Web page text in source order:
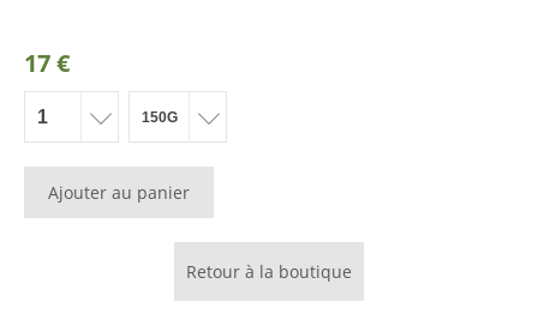
17 €
Ajouter au panier
Retour à la boutique